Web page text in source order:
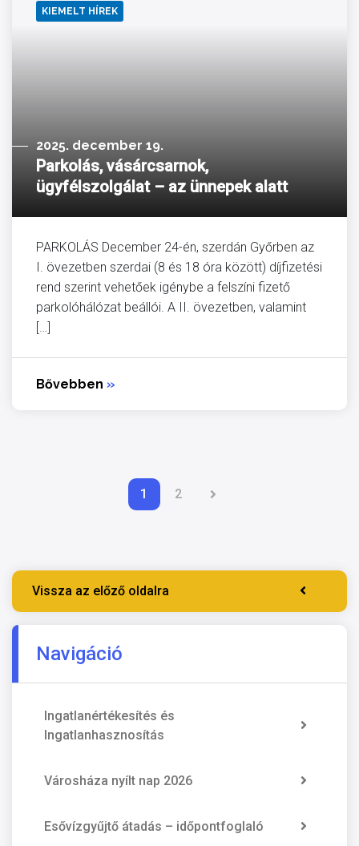
KIEMELT HÍREK
2025. december 19.
Parkolás, vásárcsarnok,
ügyfélszolgálat – az ünnepek alatt
PARKOLÁS December 24-én, szerdán Győrben az
I. övezetben szerdai (8 és 18 óra között) díjfizetési
rend szerint vehetőek igénybe a felszíni fizető
parkolóhálózat beállói. A II. övezetben, valamint
[…]
Bővebben »
1 2
Vissza az előző oldalra
Navigáció
Ingatlanértékesítés és
Ingatlanhasznosítás
Városháza nyílt nap 2026
Esővízgyűjtő átadás – időpontfoglaló